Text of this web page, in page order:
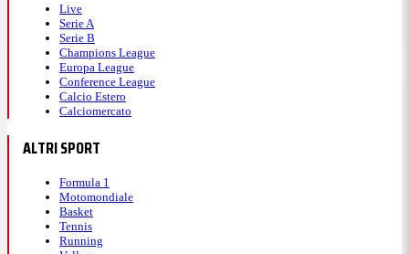
Live
Serie A
Serie B
Champions League
Europa League
Conference League
Calcio Estero
Calciomercato
ALTRI SPORT
Formula 1
Motomondiale
Basket
Tennis
Running